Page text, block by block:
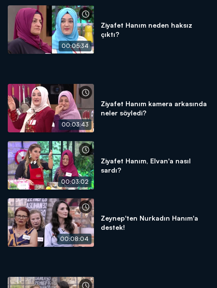
00:05:34
Ziyafet Hanım neden haksız
çıktı?
00:03:43
Ziyafet Hanım kamera arkasında
neler söyledi?
00:03:02
Ziyafet Hanım, Elvan'a nasıl
sardı?
00:08:04
Zeynep'ten Nurkadın Hanım'a
destek!